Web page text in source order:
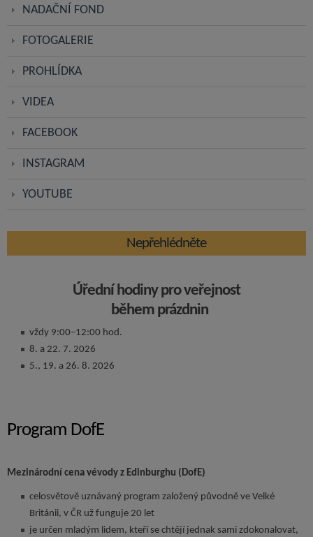
NADAČNÍ FOND
FOTOGALERIE
PROHLÍDKA
VIDEA
FACEBOOK
INSTAGRAM
YOUTUBE
Nepřehlédněte
Úřední hodiny pro veřejnost
během prázdnin
vždy 9:00–12:00 hod.
8. a 22. 7. 2026
5., 19. a 26. 8. 2026
Program DofE
Mezinárodní cena vévody z Edinburghu (DofE)
celosvětově uznávaný program založený původně ve Velké
Británii, v ČR už funguje 20 let
je určen mladým lidem, kteří se chtějí jednak sami zdokonalovat,